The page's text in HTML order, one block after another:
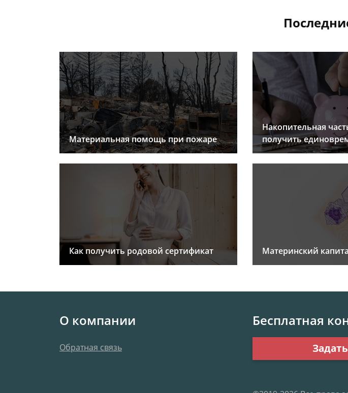
Материальная помощь при пожаре
Накопительная
получить
Как получить родовой сертификат Материнский
О компании
Обратная связь
Бесплатная